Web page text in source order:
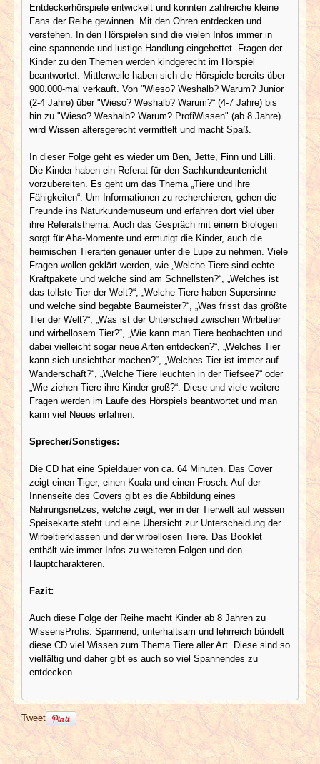
Entdeckerhörspiele entwickelt und konnten zahlreiche kleine
Fans der Reihe gewinnen. Mit den Ohren entdecken und
verstehen. In den Hörspielen sind die vielen Infos immer in
eine spannende und lustige Handlung eingebettet. Fragen der
Kinder zu den Themen werden kindgerecht im Hörspiel
beantwortet. Mittlerweile haben sich die Hörspiele bereits über
900.000-mal verkauft. Von "Wieso? Weshalb? Warum? Junior
(2-4 Jahre) über "Wieso? Weshalb? Warum?“ (4-7 Jahre) bis
hin zu "Wieso? Weshalb? Warum? ProfiWissen" (ab 8 Jahre)
wird Wissen altersgerecht vermittelt und macht Spaß.
In dieser Folge geht es wieder um Ben, Jette, Finn und Lilli.
Die Kinder haben ein Referat für den Sachkundeunterricht
vorzubereiten. Es geht um das Thema „Tiere und ihre
Fähigkeiten“. Um Informationen zu recherchieren, gehen die
Freunde ins Naturkundemuseum und erfahren dort viel über
ihre Referatsthema. Auch das Gespräch mit einem Biologen
sorgt für Aha-Momente und ermutigt die Kinder, auch die
heimischen Tierarten genauer unter die Lupe zu nehmen. Viele
Fragen wollen geklärt werden, wie „Welche Tiere sind echte
Kraftpakete und welche sind am Schnellsten?“, „Welches ist
das tollste Tier der Welt?“, „Welche Tiere haben Supersinne
und welche sind begabte Baumeister?“, „Was frisst das größte
Tier der Welt?“, „Was ist der Unterschied zwischen Wirbeltier
und wirbellosem Tier?“, „Wie kann man Tiere beobachten und
dabei vielleicht sogar neue Arten entdecken?“, „Welches Tier
kann sich unsichtbar machen?“, „Welches Tier ist immer auf
Wanderschaft?“, „Welche Tiere leuchten in der Tiefsee?“ oder
„Wie ziehen Tiere ihre Kinder groß?“. Diese und viele weitere
Fragen werden im Laufe des Hörspiels beantwortet und man
kann viel Neues erfahren.
Sprecher/Sonstiges:
Die CD hat eine Spieldauer von ca. 64 Minuten. Das Cover
zeigt einen Tiger, einen Koala und einen Frosch. Auf der
Innenseite des Covers gibt es die Abbildung eines
Nahrungsnetzes, welche zeigt, wer in der Tierwelt auf wessen
Speisekarte steht und eine Übersicht zur Unterscheidung der
Wirbeltierklassen und der wirbellosen Tiere. Das Booklet
enthält wie immer Infos zu weiteren Folgen und den
Hauptcharakteren.
Fazit:
Auch diese Folge der Reihe macht Kinder ab 8 Jahren zu
WissensProfis. Spannend, unterhaltsam und lehrreich bündelt
diese CD viel Wissen zum Thema Tiere aller Art. Diese sind so
vielfältig und daher gibt es auch so viel Spannendes zu
entdecken.
Tweet